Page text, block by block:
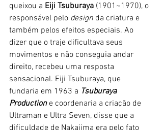
queixou a Eiji Tsuburaya (1901~1970), o
responsável pelo design da criatura e
também pelos efeitos especiais. Ao
dizer que o traje dificultava seus
movimentos e não conseguia andar
direito, recebeu uma resposta
sensacional. Eiji Tsuburaya, que
fundaria em 1963 a Tsuburaya
Production e coordenaria a criação de
Ultraman e Ultra Seven, disse que a